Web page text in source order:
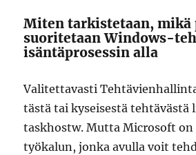
Miten tarkistetaan, mikä
suoritetaan Windows-
isäntäprosessin alla
Valitettavasti
tästä tai kyseisestä tehtävästä
taskhostw. Mutta Microsoft
työkalun, jonka avulla voit